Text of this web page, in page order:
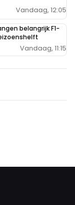
Vandaag, 12:05
belangrijk F1-
Vandaag, 11:15